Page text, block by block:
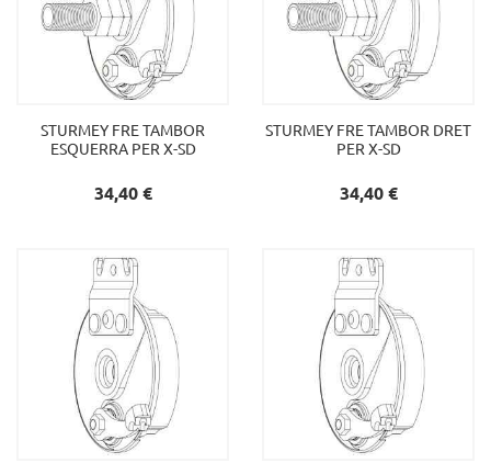
STURMEY FRE TAMBOR
ESQUERRA PER X-SD
Preu
34,40 €
STURMEY FRE TAMBOR DRET
PER X-SD
Preu
34,40 €